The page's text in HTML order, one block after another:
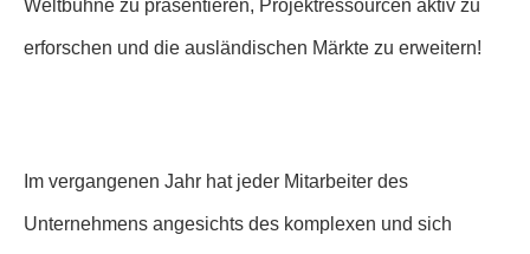
Weltbühne zu präsentieren, Projektressourcen aktiv zu
erforschen und die ausländischen Märkte zu erweitern!